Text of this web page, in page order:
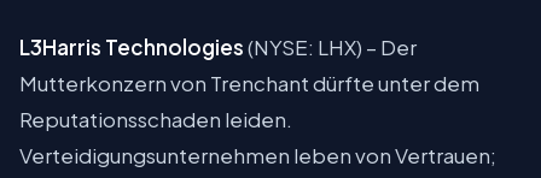
L3Harris Technologies(NYSE: LHX) – Der
Mutterkonzern von Trenchant dürfte unter dem
Reputationsschaden leiden.
Verteidigungsunternehmen leben von Vertrauen;